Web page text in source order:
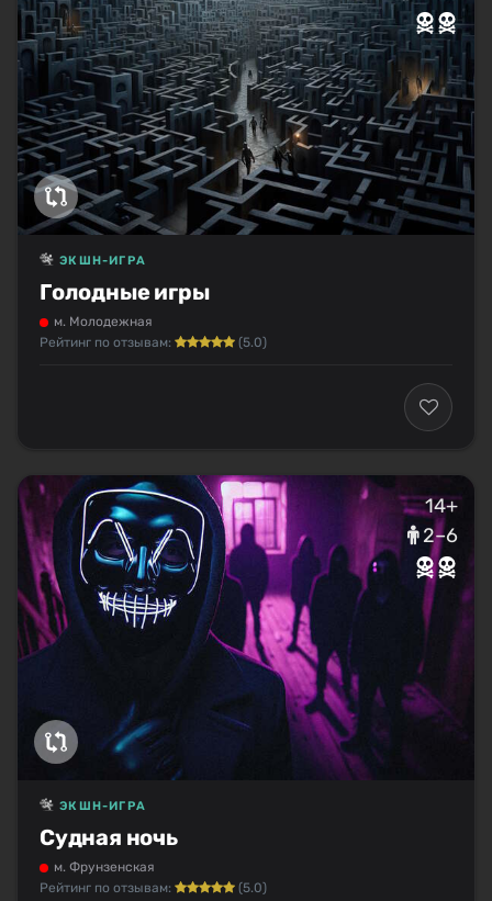
Голодные игры
ЭКШН-ИГРА
м. Молодежная
Рейтинг по отзывам:
(5.0)
14+
2–6
Судная ночь
ЭКШН-ИГРА
м. Фрунзенская
Рейтинг по отзывам:
(5.0)